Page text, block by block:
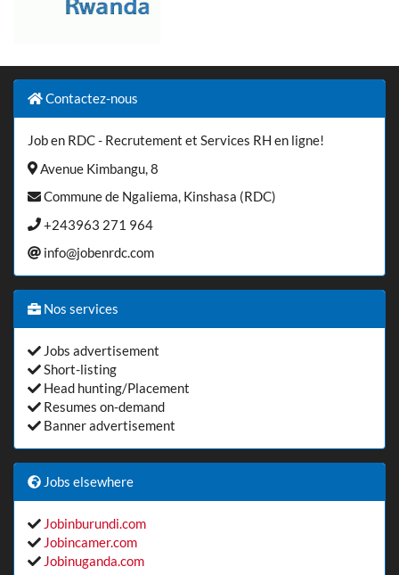
Contactez-nous
Job en RDC - Recrutement et Services RH en ligne!
Avenue Kimbangu, 8
Commune de Ngaliema, Kinshasa (RDC)
+243963 271 964
info@jobenrdc.com
Nos services
Jobs advertisement
Short-listing
Head hunting/Placement
Resumes on-demand
Banner advertisement
Jobs elsewhere
Jobinburundi.com
Jobincamer.com
Jobinuganda.com